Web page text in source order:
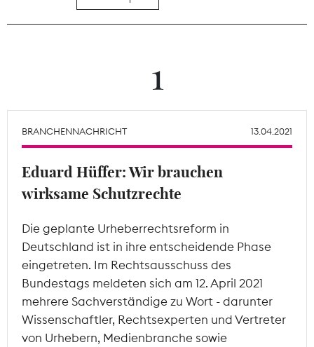
Theodor-Wolff-Preis
Mitgliederbereich
1
BRANCHENNACHRICHT 13.04.2021
Eduard Hüffer: Wir brauchen
wirksame Schutzrechte
Die geplante Urheberrechtsreform in
Deutschland ist in ihre entscheidende Phase
eingetreten. Im Rechtsausschuss des
Bundestags meldeten sich am 12. April 2021
mehrere Sachverständige zu Wort - darunter
Wissenschaftler, Rechtsexperten und Vertreter
von Urhebern, Medienbranche sowie